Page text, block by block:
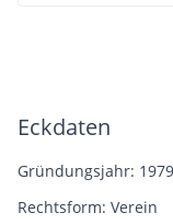
über
Eckdaten
Gründungsjahr: 1979
Rechtsform: Verein